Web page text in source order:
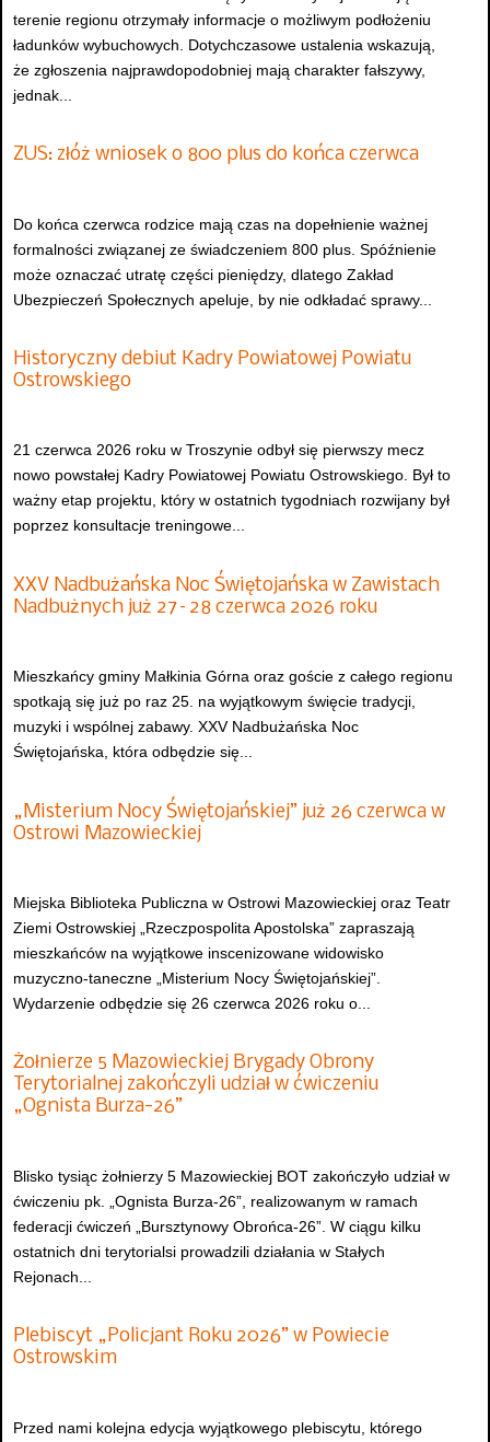
terenie regionu otrzymały informacje o możliwym podłożeniu
ładunków wybuchowych. Dotychczasowe ustalenia wskazują,
że zgłoszenia najprawdopodobniej mają charakter fałszywy,
jednak...
ZUS: złóż wniosek o 800 plus do końca czerwca
Do końca czerwca rodzice mają czas na dopełnienie ważnej
formalności związanej ze świadczeniem 800 plus. Spóźnienie
może oznaczać utratę części pieniędzy, dlatego Zakład
Ubezpieczeń Społecznych apeluje, by nie odkładać sprawy...
Historyczny debiut Kadry Powiatowej Powiatu
Ostrowskiego
21 czerwca 2026 roku w Troszynie odbył się pierwszy mecz
nowo powstałej Kadry Powiatowej Powiatu Ostrowskiego. Był to
ważny etap projektu, który w ostatnich tygodniach rozwijany był
poprzez konsultacje treningowe...
XXV Nadbużańska Noc Świętojańska w Zawistach
Nadbużnych już 27–28 czerwca 2026 roku
Mieszkańcy gminy Małkinia Górna oraz goście z całego regionu
spotkają się już po raz 25. na wyjątkowym święcie tradycji,
muzyki i wspólnej zabawy. XXV Nadbużańska Noc
Świętojańska, która odbędzie się...
„Misterium Nocy Świętojańskiej” już 26 czerwca w
Ostrowi Mazowieckiej
Miejska Biblioteka Publiczna w Ostrowi Mazowieckiej oraz Teatr
Ziemi Ostrowskiej „Rzeczpospolita Apostolska” zapraszają
mieszkańców na wyjątkowe inscenizowane widowisko
muzyczno-taneczne „Misterium Nocy Świętojańskiej”.
Wydarzenie odbędzie się 26 czerwca 2026 roku o...
Żołnierze 5 Mazowieckiej Brygady Obrony
Terytorialnej zakończyli udział w ćwiczeniu
„Ognista Burza-26”
Blisko tysiąc żołnierzy 5 Mazowieckiej BOT zakończyło udział w
ćwiczeniu pk. „Ognista Burza-26”, realizowanym w ramach
federacji ćwiczeń „Bursztynowy Obrońca-26”. W ciągu kilku
ostatnich dni terytorialsi prowadzili działania w Stałych
Rejonach...
Plebiscyt „Policjant Roku 2026” w Powiecie
Ostrowskim
Przed nami kolejna edycja wyjątkowego plebiscytu, którego